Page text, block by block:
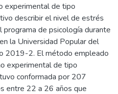
experimental de tipo
describir el nivel de estrés
de psicología durante
la Universidad Popular del
2019-2. El método empleado
experimental de tipo
conformada por 207
entre 22 a 26 años que